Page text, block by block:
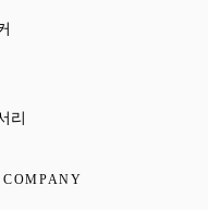
Opens in New Tab
리